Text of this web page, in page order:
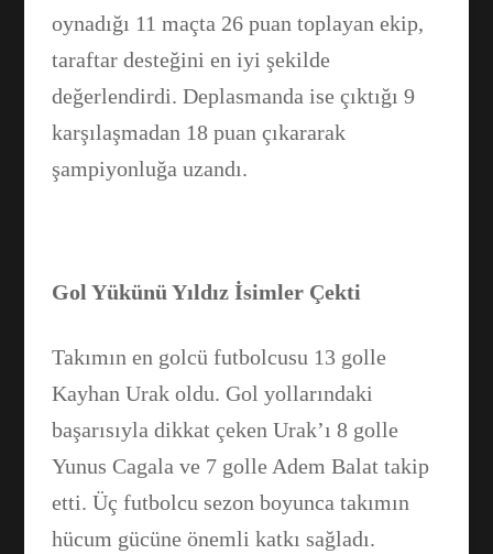
oynadığı 11 maçta 26 puan toplayan ekip,
taraftar desteğini en iyi şekilde
değerlendirdi. Deplasmanda ise çıktığı 9
karşılaşmadan 18 puan çıkararak
şampiyonluğa uzandı.
Gol Yükünü Yıldız İsimler Çekti
Takımın en golcü futbolcusu 13 golle
Kayhan Urak oldu. Gol yollarındaki
başarısıyla dikkat çeken Urak’ı 8 golle
Yunus Cagala ve 7 golle Adem Balat takip
etti. Üç futbolcu sezon boyunca takımın
hücum gücüne önemli katkı sağladı.